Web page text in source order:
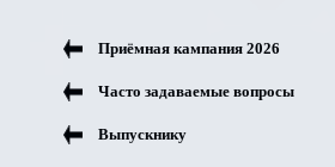
Приёмная кампания 2026
Часто задаваемые вопросы
Выпускнику